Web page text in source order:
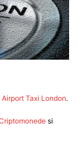
Airport Taxi London.
si